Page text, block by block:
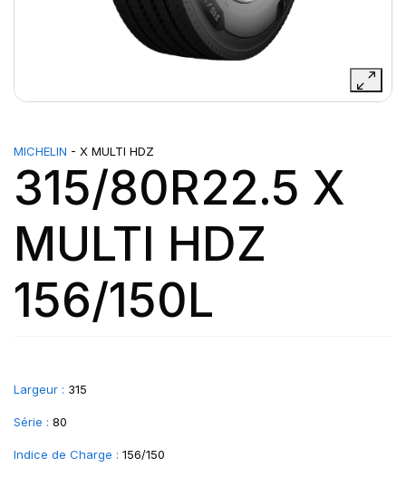
MICHELIN - X MULTI HDZ
315/80R22.5 X
MULTI HDZ
156/150L
Largeur : 315
Série : 80
Indice de Charge : 156/150